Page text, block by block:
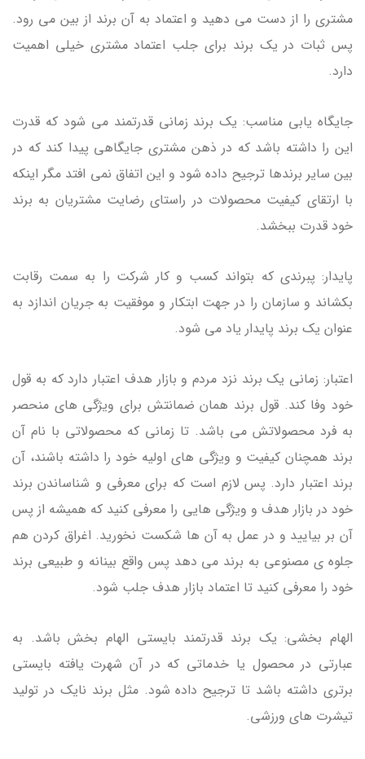
مشتری را از دست می دهید و اعتماد به آن برند از بین می رود.
پس ثبات در یک برند برای جلب اعتماد مشتری خیلی اهمیت
دارد.
جایگاه یابی مناسب: یک برند زمانی قدرتمند می شود که قدرت
این را داشته باشد که در ذهن مشتری جایگاهی پیدا کند که در
بین سایر برندها ترجیح داده شود و این اتفاق نمی افتد مگر اینکه
با ارتقای کیفیت محصولات در راستای رضایت مشتریان به برند
خود قدرت ببخشد.
پایدار: پبرندی که بتواند کسب و کار شرکت را به سمت رقابت
بکشاند و سازمان را در جهت ابتکار و موفقیت به جریان اندازد به
عنوان یک برند پایدار یاد می شود.
اعتبار: زمانی یک برند نزد مردم و بازار هدف اعتبار دارد که به قول
خود وفا کند. قول برند همان ضمانتش برای ویژگی های منحصر
به فرد محصولاتش می باشد. تا زمانی که محصولاتی با نام آن
برند همچنان کیفیت و ویژگی های اولیه خود را داشته باشند، آن
برند اعتبار دارد. پس لازم است که برای معرفی و شناساندن برند
خود در بازار هدف و ویژگی هایی را معرفی کنید که همیشه از پس
آن بر بیایید و در عمل به آن ها شکست نخورید. اغراق کردن هم
جلوه ی مصنوعی به برند می دهد پس واقع بینانه و طبیعی برند
خود را معرفی کنید تا اعتماد بازار هدف جلب شود.
الهام بخشی: یک برند قدرتمند بایستی الهام بخش باشد. به
عبارتی در محصول یا خدماتی که در آن شهرت یافته بایستی
برتری داشته باشد تا ترجیح داده شود. مثل برند نایک در تولید
تیشرت های ورزشی.